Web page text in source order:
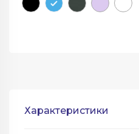
Характеристики